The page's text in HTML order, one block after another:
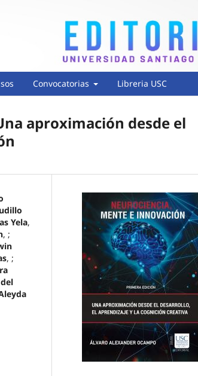
Convocatorias Libreria USC
aproximación desde el
Yela,
, ;
, ;